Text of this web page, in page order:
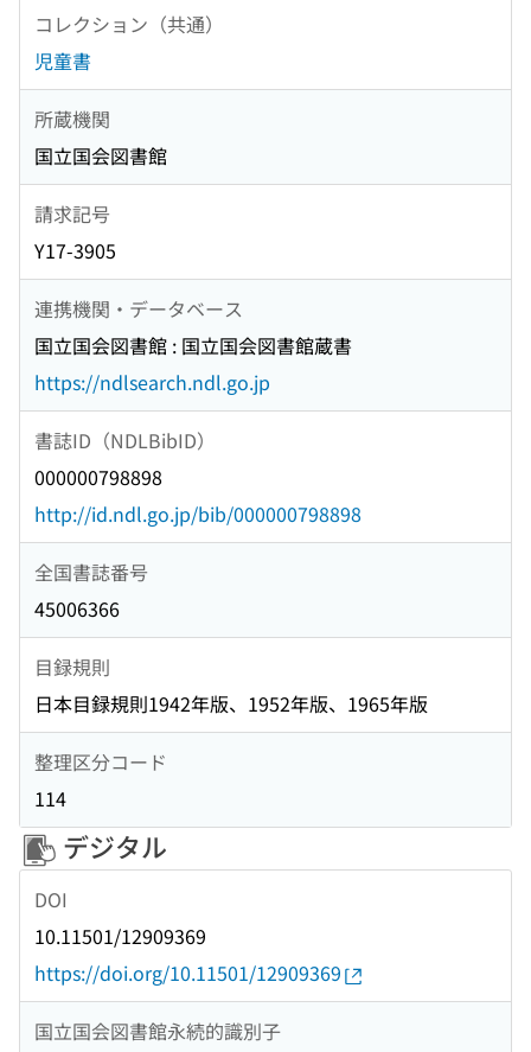
コレクション（共通）
児童書
所蔵機関
国立国会図書館
請求記号
Y17-3905
連携機関・データベース
国立国会図書館 : 国立国会図書館蔵書
https://ndlsearch.ndl.go.jp
書誌ID（NDLBibID）
000000798898
http://id.ndl.go.jp/bib/000000798898
全国書誌番号
45006366
目録規則
日本目録規則1942年版、1952年版、1965年版
整理区分コード
114
デジタル
DOI
10.11501/12909369
https://doi.org/10.11501/12909369
国立国会図書館永続的識別子